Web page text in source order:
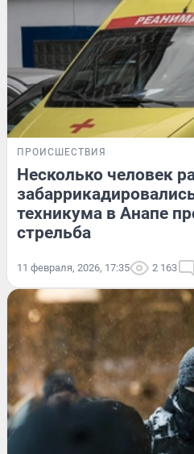
ПРОИСШЕСТВИЯ
Несколько человек
техникума в Анапе
стрельба
11 февраля, 2026, 17:35 2 163